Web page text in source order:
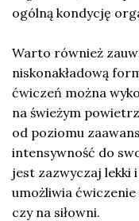
ogólną kondycję
Warto również
niskonakładową
ćwiczeń można
na świeżym
od poziomu
intensywność do
jest zazwyczaj lekki
umożliwia
czy na siłowni.